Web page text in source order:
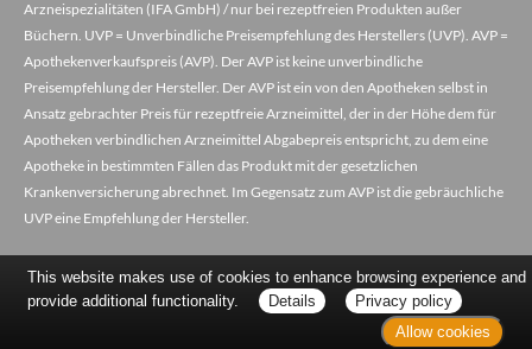
Arzneispezialitäten (IFA GmbH) / nur bei rezeptfreien Produkten außer
Büchern. UVP = Unverbindliche Preisempfehlung des Herstellers (UVP). AVP =
Apothekenverkaufspreis (AVP). Der AVP ist keine unverbindliche
Preisempfehlung der Hersteller. Der AVP ist ein von den Apotheken selbst in
Ansatz gebrachter Preis für rezeptfreie Arzneimittel, der in der Höhe dem für
Apotheken verbindlichen Arzneimittel Abgabepreis entspricht, zu dem eine
Apotheke in bestimmten Fällen das Produkt mit der gesetzlichen
Krankenversicherung abrechnet. Im Gegensatz zum AVP ist die gebräuchliche
UVP eine Empfehlung der Hersteller.
This website makes use of cookies to enhance browsing experience and
provide additional functionality.
Details
Privacy policy
Allow cookies